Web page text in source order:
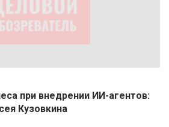
при внедрении ИИ-агентов:
Кузовкина